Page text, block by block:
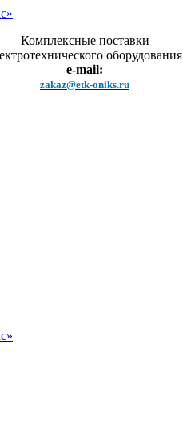
Комплексные поставки
оборудования
e-mail:
zakaz@etk-oniks.ru